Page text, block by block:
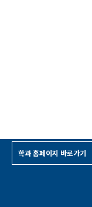
학과 홈페이지 바로가기